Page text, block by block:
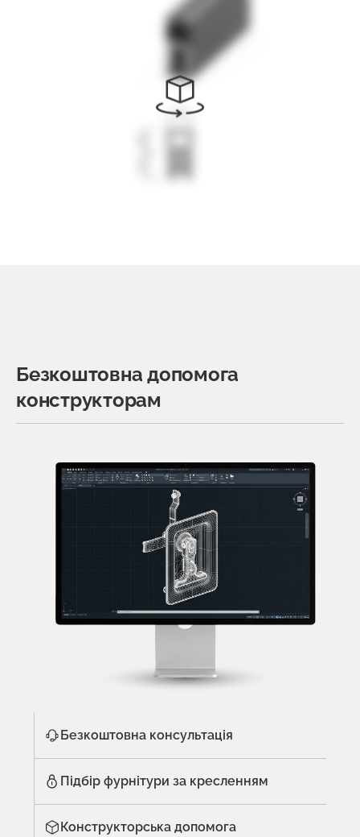
Безкоштовна допомога
конструкторам
Безкоштовна консультація
Підбір фурнітури за кресленням
Конструкторська допомога